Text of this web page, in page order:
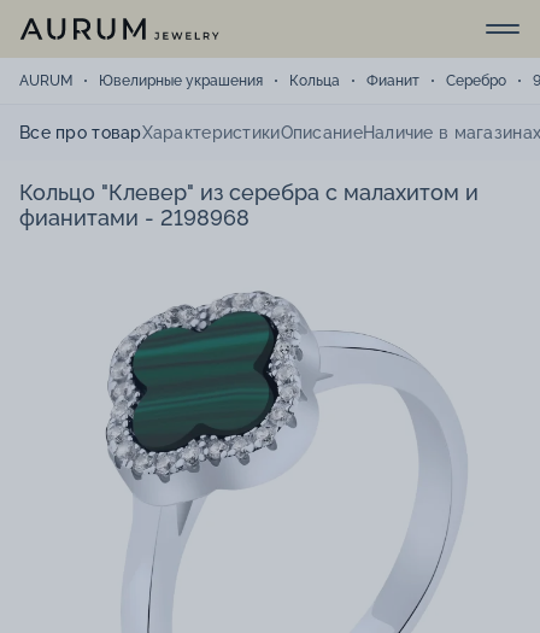
AURUM Ювелирные украшения Кольца Фианит Серебро
Все про товарХарактеристикиОписаниеНаличие в
Кольцо "Клевер" из серебра с малахитом и
фианитами - 2198968